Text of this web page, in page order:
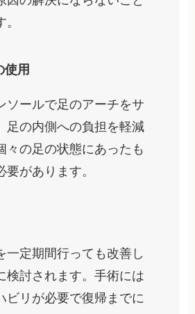
使用
ソールで足のアーチをサ
足の内側への負担を軽減
々の足の状態にあったも
要があります。
一定期間行っても改善し
検討されます。手術には
ビリが必要で復帰までに